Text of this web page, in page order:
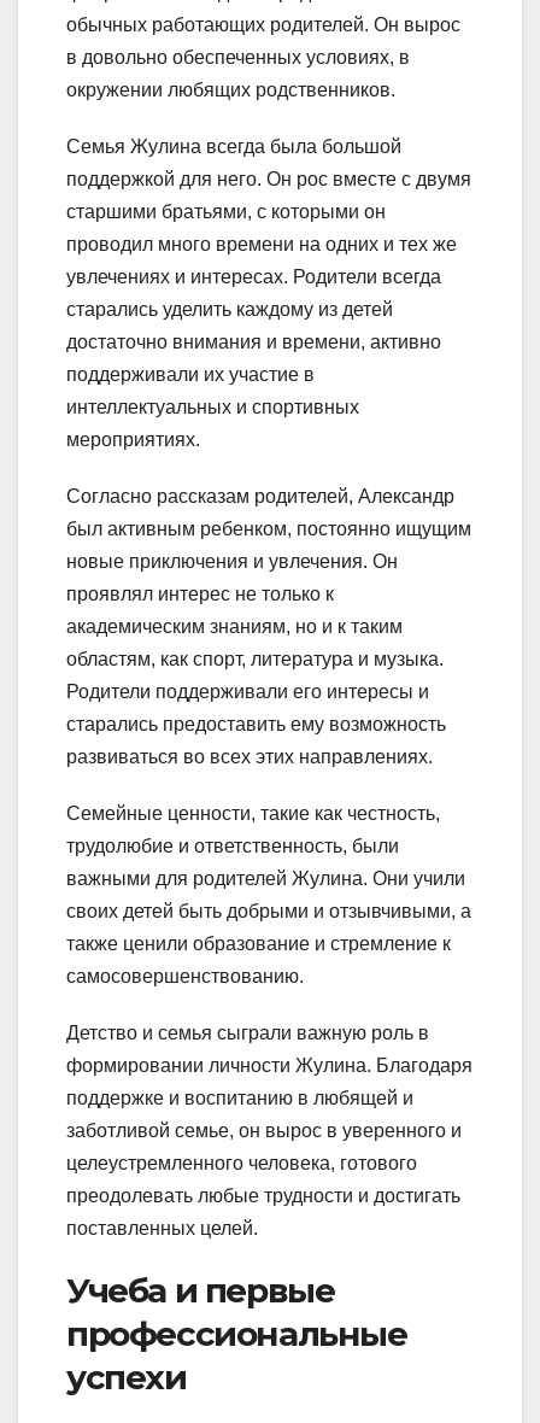
обычных работающих родителей. Он вырос
в довольно обеспеченных условиях, в
окружении любящих родственников.
Семья Жулина всегда была большой
поддержкой для него. Он рос вместе с двумя
старшими братьями, с которыми он
проводил много времени на одних и тех же
увлечениях и интересах. Родители всегда
старались уделить каждому из детей
достаточно внимания и времени, активно
поддерживали их участие в
интеллектуальных и спортивных
мероприятиях.
Согласно рассказам родителей, Александр
был активным ребенком, постоянно ищущим
новые приключения и увлечения. Он
проявлял интерес не только к
академическим знаниям, но и к таким
областям, как спорт, литература и музыка.
Родители поддерживали его интересы и
старались предоставить ему возможность
развиваться во всех этих направлениях.
Семейные ценности, такие как честность,
трудолюбие и ответственность, были
важными для родителей Жулина. Они учили
своих детей быть добрыми и отзывчивыми, а
также ценили образование и стремление к
самосовершенствованию.
Детство и семья сыграли важную роль в
формировании личности Жулина. Благодаря
поддержке и воспитанию в любящей и
заботливой семье, он вырос в уверенного и
целеустремленного человека, готового
преодолевать любые трудности и достигать
поставленных целей.
Учеба и первые
профессиональные
успехи